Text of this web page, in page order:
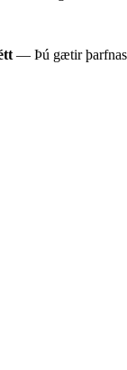
— Þú gætir